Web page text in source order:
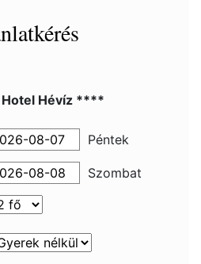
Hévíz ****
Péntek
Szombat